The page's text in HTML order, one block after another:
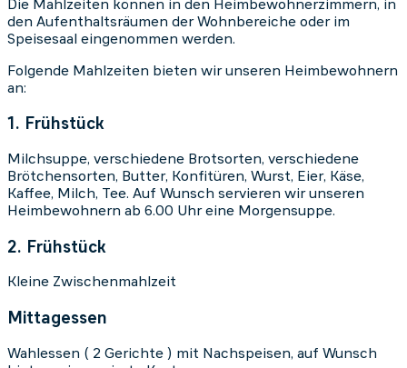
Die Mahlzeiten können in den Heimbewohnerzimmern, in
den Aufenthaltsräumen der Wohnbereiche oder im
Speisesaal eingenommen werden.
Folgende Mahlzeiten bieten wir unseren Heimbewohnern
an:
1. Frühstück
Milchsuppe, verschiedene Brotsorten, verschiedene
Brötchensorten, Butter, Konfitüren, Wurst, Eier, Käse,
Kaffee, Milch, Tee. Auf Wunsch servieren wir unseren
Heimbewohnern ab 6.00 Uhr eine Morgensuppe.
2. Frühstück
Kleine Zwischenmahlzeit
Mittagessen
Wahlessen ( 2 Gerichte ) mit Nachspeisen, auf Wunsch